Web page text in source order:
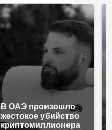
В ОАЭ произошло
жестокое убийство
криптомиллионера